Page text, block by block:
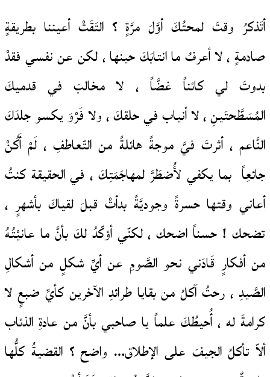
أتَذكرُ وقتَ لمحتُكَ أوَّلَ مرَّةٍ ؟ التَقَتْ أعيننا بطريقةٍ
صادمةٍ ، لا أعرفُ ما انتابَكَ حينها ، لكن عن نفسي فقدْ
بدوتَ لي كائناً غضَّاً ، لا مخالبَ في قدميكَ
المُسَطَّحتَينِ ، لا أنياب في حلقكَ ، ولا فَرْوَ يكسو جلدَكَ
النَّاعم ، أثرتَ فيَّ موجةً هائلةً من التّعاطفِ ، لَمْ أَكُنْ
جائعِاً بما يكفي لأُضطَرَّ لمهاجَمَتِكَ ، في الحقيقة كنتُ
أعاني وقتها حسرةً وجوديَّةً بدأتْ قبلَ لقياكَ بأشهرٍ ،
تضحك ! حسناً اضحك ، لكنّي أؤكّدُ لكَ بأنَّ ما عانيْتُهُ
من أفكارٍ قَادَني نحو الصَّومِ عن أيِّ شكلٍ من أشكالِ
الصَّيدِ ، رحتُ آكلُ من بقايا طرائدِ الآخرين كأيِّ ضبعٍ لا
كرامةَ له ، أُحيطُكَ علماً يا صاحبي بأنَّ من عادةِ الذئاب
ألاّ تأكلُ الجيفَ على الإطلاق… واضح ؟ القضيةُ كلُّها